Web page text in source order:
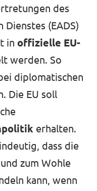
des
(EADS)
in offizielle EU-
werden. So
diplomatischen
Die EU soll
erhalten.
dass die
zum Wohle
kann, wenn